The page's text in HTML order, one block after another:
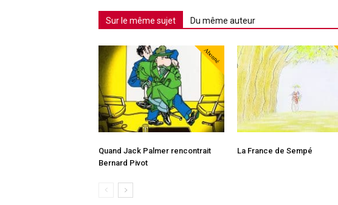
Sur le même sujet Du même auteur
Abonné
Quand Jack Palmer rencontrait
Bernard Pivot
La France de Sempé